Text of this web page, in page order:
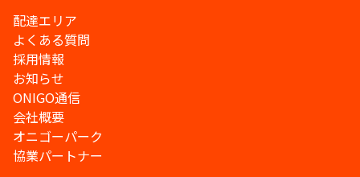
配達エリア
よくある質問
採用情報
お知らせ
ONIGO通信
会社概要
オニゴーパーク
協業パートナー